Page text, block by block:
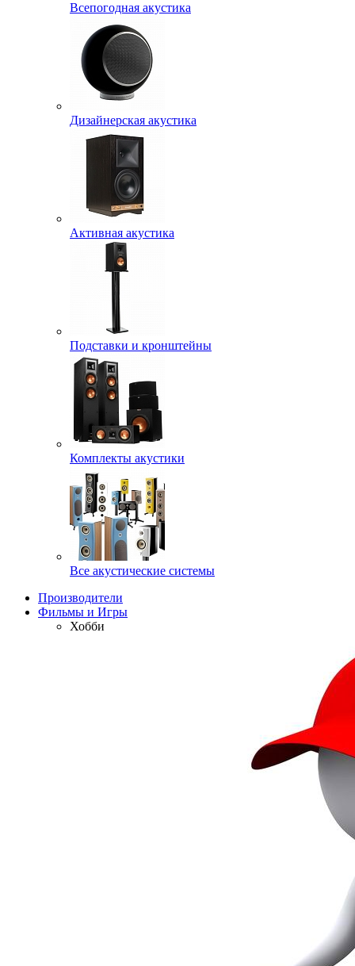
Всепогодная акустика
Дизайнерская акустика
Активная акустика
Подставки и кронштейны
Комплекты акустики
Все акустические системы
Производители
Фильмы и Игры
Хобби